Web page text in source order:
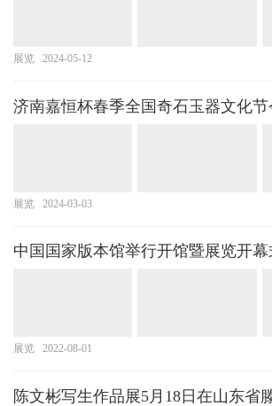
展览 2024-05-12
济南嘉恒杯春季全国奇石玉器文化节
展览 2024-03-03
中国国家版本馆举行开馆暨展览开幕
展览 2022-08-01
陈文彬写生作品展5月18日在山东省